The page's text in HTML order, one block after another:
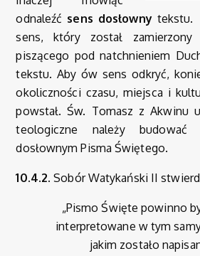
odnaleźć sens dosłowny tekstu.
sens, który został
piszącego pod natchnieniem
tekstu. Aby ów sens odkryć,
okoliczności czasu, miejsca i
powstał. Św. Tomasz z Akwinu
teologiczne należy
dosłownym Pisma Świętego.
10.4.2. Sobór Watykański II
„Pismo Święte powinno
interpretowane w tym
jakim zostało